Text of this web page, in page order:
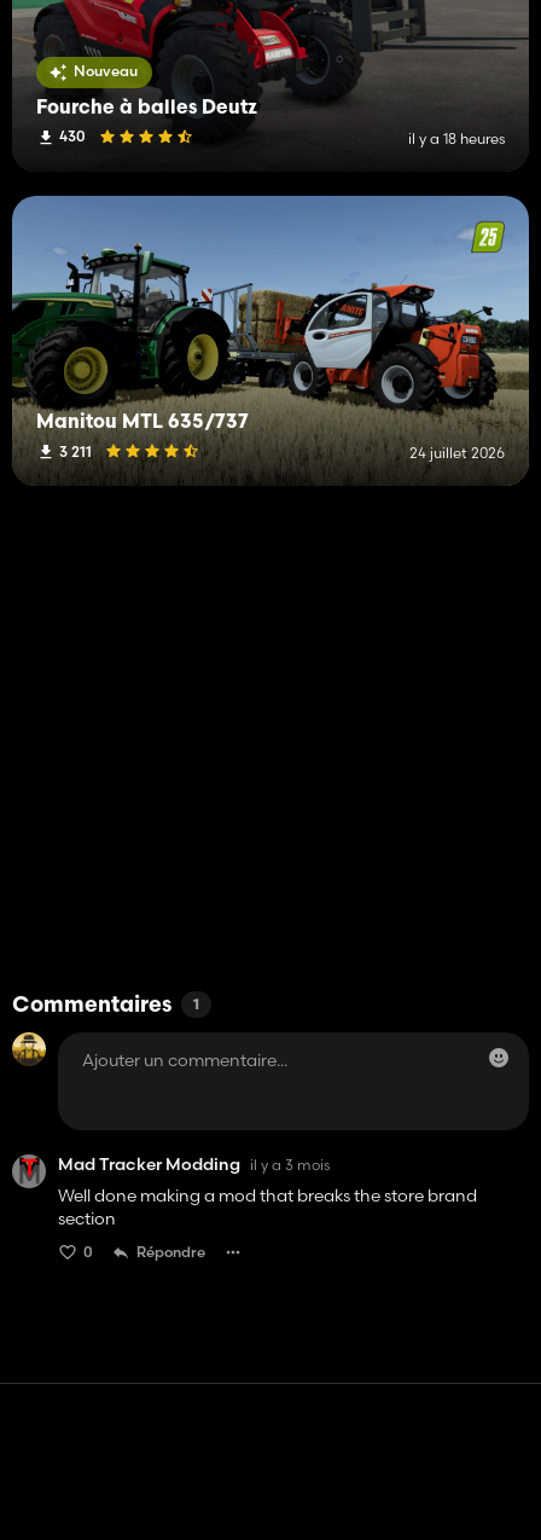
Nouveau
Fourche à balles Deutz
430 il y a 18 heures
Manitou MTL 635/737
3 211 24 juillet 2026
Commentaires 1
Mad Tracker Modding il y a 3 mois
Well done making a mod that breaks the store brand
section
0 Répondre